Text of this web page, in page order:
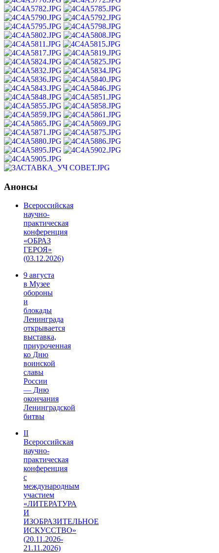
Анонсы
Всероссийская
научно-
практическая
конференция
«ОБРАЗ
ГЕРОЯ»
(03.12.2026)
9 августа
в Музее
обороны
и
блокады
Ленинграда
открывается
выставка,
приуроченная
ко Дню
воинской
славы
России
— Дню
окончания
Ленинградской
битвы
II
Всероссийская
научно-
практическая
конференция
с
международным
участием
«ЛИТЕРАТУРА
И
ИЗОБРАЗИТЕЛЬНОЕ
ИСКУССТВО»
(20.11.2026-
21.11.2026)